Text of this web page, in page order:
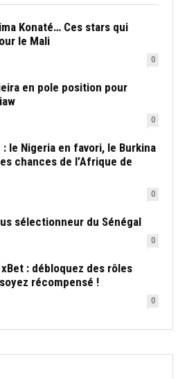
Konaté… Ces stars qui
le Mali
0
en pole position pour
0
le Nigeria en favori, le Burkina
chances de l’Afrique de
0
sélectionneur du Sénégal
0
: débloquez des rôles
récompensé !
0